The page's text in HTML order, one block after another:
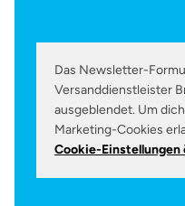
Das Newsletter-
Versanddienstleister
ausgeblendet. Um
Marketing-Cookies
Cookie-